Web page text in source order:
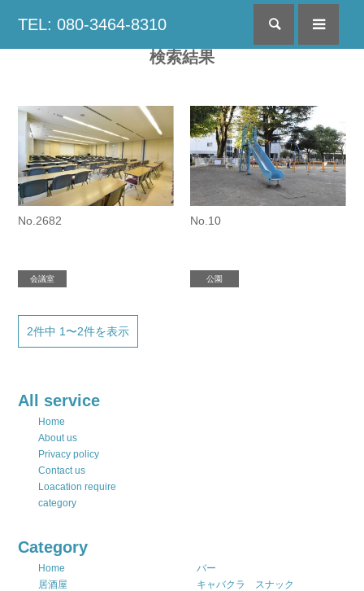
TEL: 080-3464-8310 検索
検索結果
No.2682
会議室
No.10
公園
2件中 1〜2件を表示
All service
Home
About us
Privacy policy
Contact us
Loacation require
category
Category
Home
バー
居酒屋
キャバクラ スナック